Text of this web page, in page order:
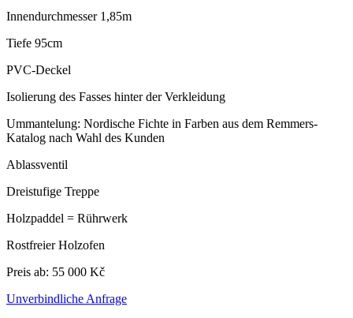
Innendurchmesser 1,85m
Tiefe 95cm
PVC-Deckel
Isolierung des Fasses hinter der Verkleidung
Ummantelung: Nordische Fichte in Farben aus dem Remmers-
Katalog nach Wahl des Kunden
Ablassventil
Dreistufige Treppe
Holzpaddel = Rührwerk
Rostfreier Holzofen
Preis ab: 55 000 Kč
Unverbindliche Anfrage